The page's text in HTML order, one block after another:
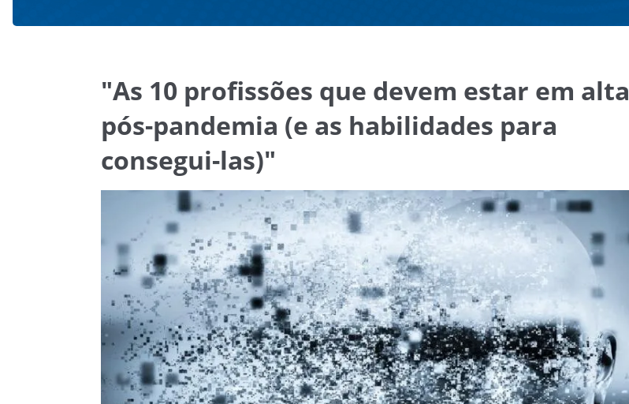
"As 10 profissões que devem estar em alta
pós-pandemia (e as habilidades para
consegui-las)"